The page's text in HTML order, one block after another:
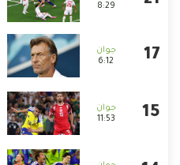
8:29
6:12
11:53